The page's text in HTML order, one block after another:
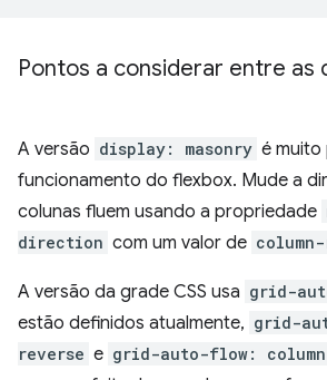
Pontos a considerar entre as
A versão display: masonry é muito
funcionamento do flexbox. Mude a
colunas fluem usando a propriedade
direction com um valor de
A versão da grade CSS usa grid-
estão definidos atualmente, grid-
reverse e grid-auto-flow: